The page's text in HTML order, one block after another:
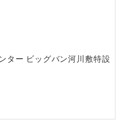
ター ビッグバン河川敷特設